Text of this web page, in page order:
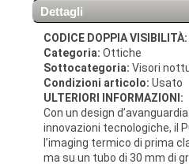
Dettagli
CODICE DOPPIA VISIBILITÀ:
Categoria: Ottiche
Sottocategoria: Visori
Condizioni articolo: Usato
ULTERIORI INFORMAZIONI:
Con un design
innovazioni tecnologiche, il
l’imaging termico di prima
ma su un tubo di 30 mm di